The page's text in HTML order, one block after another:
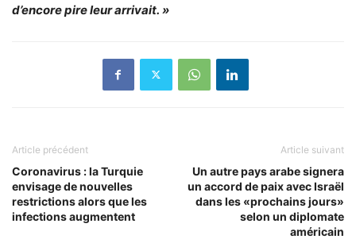
d’encore pire leur arrivait. »
Article précédent
Coronavirus : la Turquie
envisage de nouvelles
restrictions alors que les
infections augmentent
Article suivant
Un autre pays arabe signera
un accord de paix avec Israël
dans les «prochains jours»
selon un diplomate
américain